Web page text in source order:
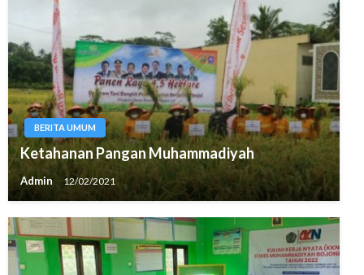
BERITA UMUM
Ketahanan Pangan Muhammadiyah
Admin 12/02/2021